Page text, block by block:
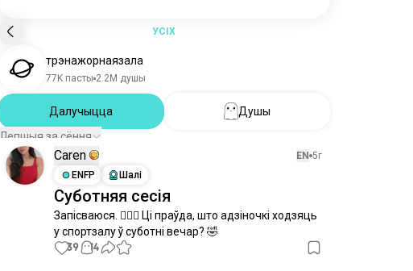
УСІХ
трэнажорнаязала
77K пасты 2.2M душы
Далучыцца
Душы
Лепшыя за сёння
Caren EN 5г
ENFP
Шалі
Суботняя сесія
Запісваюся. 🏋🏻‍♀️ Ці праўда, што адзіночкі ходзяць
у спортзалу ў суботні вечар? 🤣
39 14